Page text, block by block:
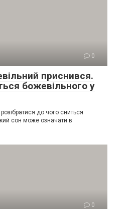
0
приснився.
божевільного у
до чого сниться
сон може означати в
0